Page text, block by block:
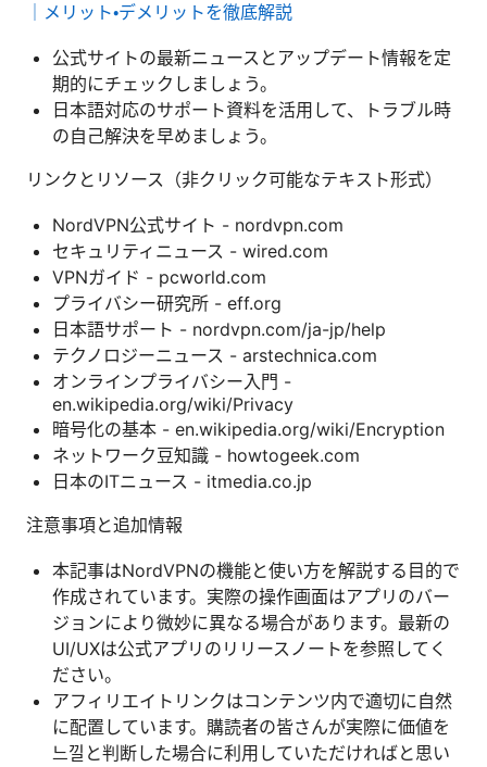
｜メリット・デメリットを徹底解説
公式サイトの最新ニュースとアップデート情報を定
期的にチェックしましょう。
日本語対応のサポート資料を活用して、トラブル時
の自己解決を早めましょう。
リンクとリソース（非クリック可能なテキスト形式）
NordVPN公式サイト - nordvpn.com
セキュリティニュース - wired.com
VPNガイド - pcworld.com
プライバシー研究所 - eff.org
日本語サポート - nordvpn.com/ja-jp/help
テクノロジーニュース - arstechnica.com
オンラインプライバシー入門 -
en.wikipedia.org/wiki/Privacy
暗号化の基本 - en.wikipedia.org/wiki/Encryption
ネットワーク豆知識 - howtogeek.com
日本のITニュース - itmedia.co.jp
注意事項と追加情報
本記事はNordVPNの機能と使い方を解説する目的で
作成されています。実際の操作画面はアプリのバー
ジョンにより微妙に異なる場合があります。最新の
UI/UXは公式アプリのリリースノートを参照してく
ださい。
アフィリエイトリンクはコンテンツ内で適切に自然
に配置しています。購読者の皆さんが実際に価値を
느낄と判断した場合に利用していただければと思い